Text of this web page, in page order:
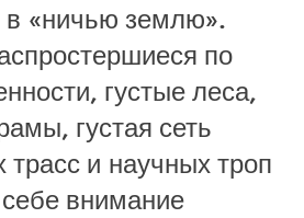
в «ничью землю».
по
густые леса,
густая сеть
трасс и научных троп
внимание